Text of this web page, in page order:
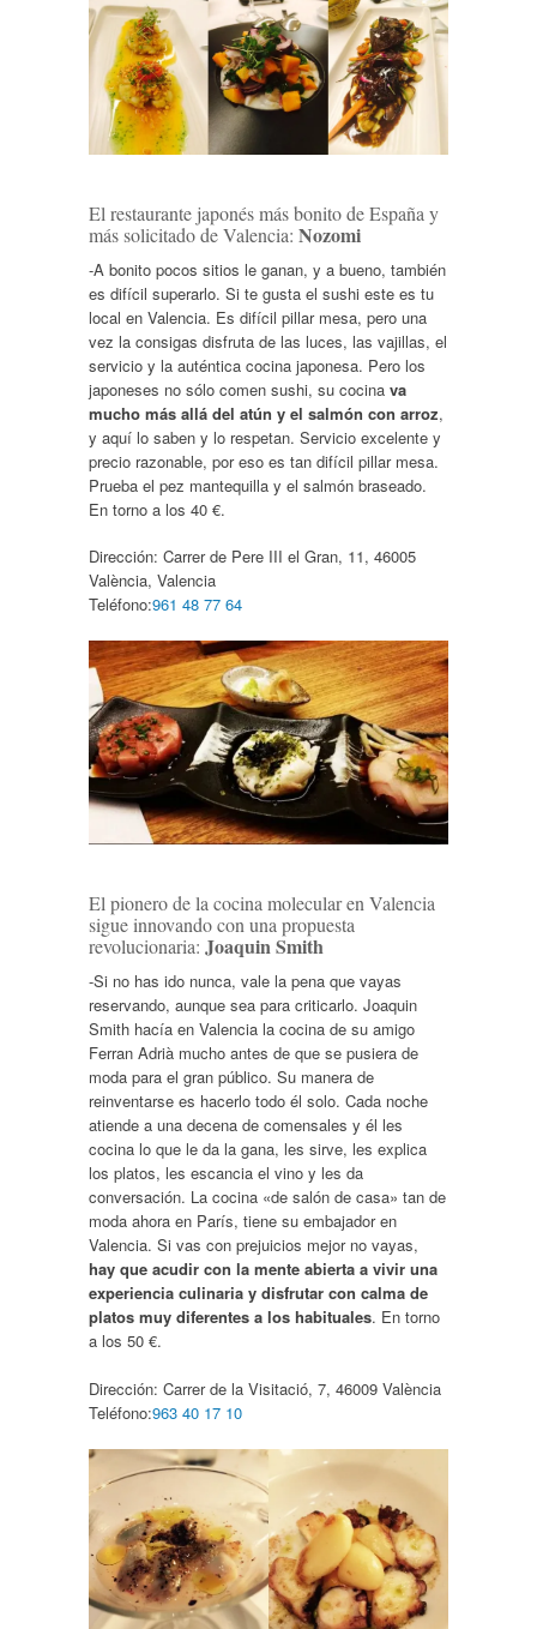
El restaurante japonés más bonito de España y
más solicitado de Valencia: Nozomi
-A bonito pocos sitios le ganan, y a bueno, también
es difícil superarlo. Si te gusta el sushi este es tu
local en Valencia. Es difícil pillar mesa, pero una
vez la consigas disfruta de las luces, las vajillas, el
servicio y la auténtica cocina japonesa. Pero los
japoneses no sólo comen sushi, su cocina va
mucho más allá del atún y el salmón con arroz,
y aquí lo saben y lo respetan. Servicio excelente y
precio razonable, por eso es tan difícil pillar mesa.
Prueba el pez mantequilla y el salmón braseado.
En torno a los 40 €.
Dirección: Carrer de Pere III el Gran, 11, 46005
València, Valencia
Teléfono:961 48 77 64
El pionero de la cocina molecular en Valencia
sigue innovando con una propuesta
revolucionaria: Joaquin Smith
-Si no has ido nunca, vale la pena que vayas
reservando, aunque sea para criticarlo. Joaquin
Smith hacía en Valencia la cocina de su amigo
Ferran Adrià mucho antes de que se pusiera de
moda para el gran público. Su manera de
reinventarse es hacerlo todo él solo. Cada noche
atiende a una decena de comensales y él les
cocina lo que le da la gana, les sirve, les explica
los platos, les escancia el vino y les da
conversación. La cocina «de salón de casa» tan de
moda ahora en París, tiene su embajador en
Valencia. Si vas con prejuicios mejor no vayas,
hay que acudir con la mente abierta a vivir una
experiencia culinaria y disfrutar con calma de
platos muy diferentes a los habituales. En torno
a los 50 €.
Dirección: Carrer de la Visitació, 7, 46009 València
Teléfono:963 40 17 10